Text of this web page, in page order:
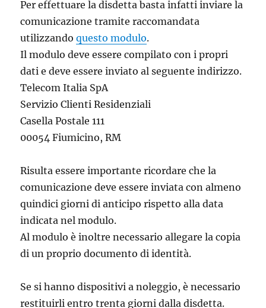
Per effettuare la disdetta basta infatti inviare la
comunicazione tramite raccomandata
utilizzandoquesto modulo.
Il modulo deve essere compilato con i propri
dati e deve essere inviato al seguente indirizzo.
Telecom Italia SpA
Servizio Clienti Residenziali
Casella Postale 111
00054 Fiumicino, RM
Risulta essere importante ricordare che la
comunicazione deve essere inviata con almeno
quindici giorni di anticipo rispetto alla data
indicata nel modulo.
Al modulo è inoltre necessario allegare la copia
di un proprio documento di identità.
Se si hanno dispositivi a noleggio, è necessario
restituirli entro trenta giorni dalla disdetta.